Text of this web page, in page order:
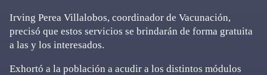
Irving Perea Villalobos, coordinador de Vacunación,
precisó que estos servicios se brindarán de forma gratuita
a las y los interesados.
Exhortó a la población a acudir a los distintos módulos